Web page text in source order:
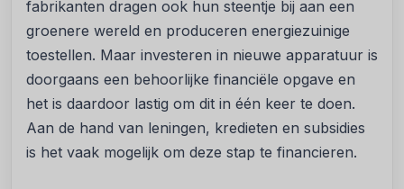
fabrikanten dragen ook hun steentje bij aan een
groenere wereld en produceren energiezuinige
toestellen. Maar investeren in nieuwe apparatuur is
doorgaans een behoorlijke financiële opgave en
het is daardoor lastig om dit in één keer te doen.
Aan de hand van leningen, kredieten en subsidies
is het vaak mogelijk om deze stap te financieren.